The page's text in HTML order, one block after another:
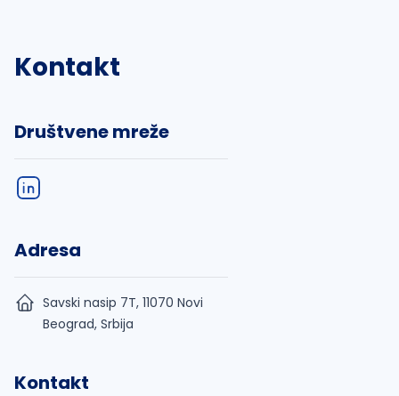
Kontakt
Društvene mreže
Adresa
Savski nasip 7T, 11070 Novi
Beograd, Srbija
Kontakt